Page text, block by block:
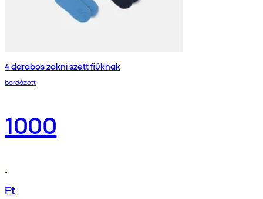
4 darabos zokni szett fiúknak
bordázott
1000
Ft